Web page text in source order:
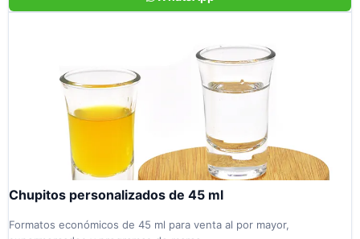
Chupitos personalizados de 45 ml
Formatos económicos de 45 ml para venta al por mayor,